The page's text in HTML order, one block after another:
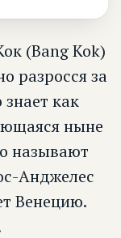
(Bang Kok)
разросся за
как
ныне
называют
Анджелес
Венецию.